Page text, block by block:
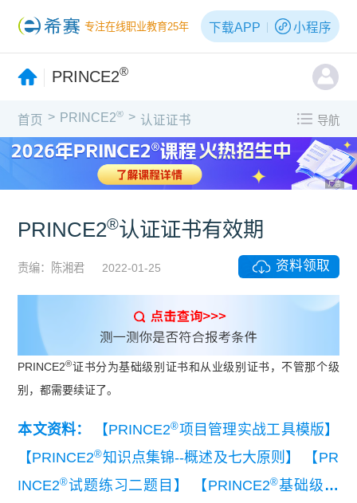
专注在线职业教育25年 下载APP 小程序
PRINCE2®
首页 > PRINCE2® > 认证证书 导航
广告
PRINCE2®认证证书有效期
责编：陈湘君 2022-01-25 资料领取
PRINCE2®证书分为基础级别证书和从业级别证书，不管那个级
别，都需要续证了。
本文资料： 【PRINCE2®项目管理实战工具模版】
【PRINCE2®知识点集锦--概述及七大原则】
【PR
INCE2®试题练习二题目】 【PRINCE2®基础级模